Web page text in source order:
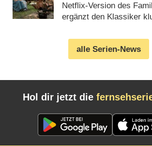
Netflix-Version des
ergänzt den Klassiker
alle Serien-News
Hol dir jetzt die